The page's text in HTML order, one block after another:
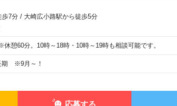
歩7分/ 大崎広小路駅から徒歩5分
憩60分。10時～18時・10時～19時も相談可能です。
期 ※9月～！
応募する